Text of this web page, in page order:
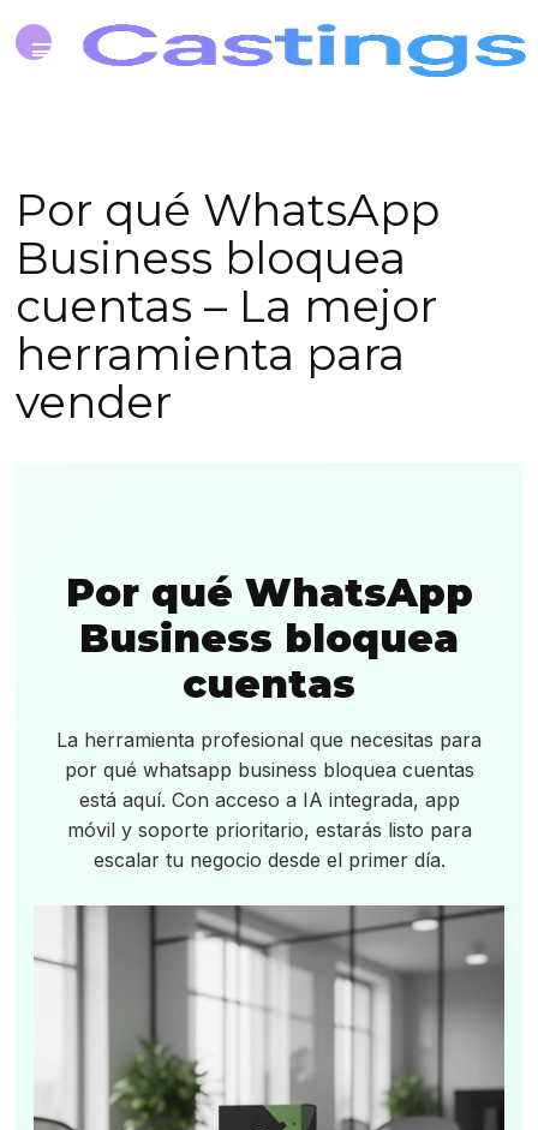
Por qué WhatsApp
Business bloquea
cuentas – La mejor
herramienta para
vender
Por qué WhatsApp
Business bloquea
cuentas
La herramienta profesional que necesitas para
por qué whatsapp business bloquea cuentas
está aquí. Con acceso a IA integrada, app
móvil y soporte prioritario, estarás listo para
escalar tu negocio desde el primer día.